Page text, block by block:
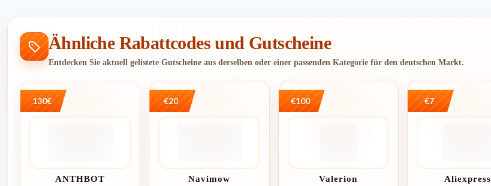
Ähnliche Rabattcodes und Gutscheine
Entdecken Sie aktuell gelistete Gutscheine aus derselben oder einer passenden Kategorie für den deutschen Markt.
130€
ANTHBOT
€20
Navimow
€100
Valerion
€7
Aliexpress